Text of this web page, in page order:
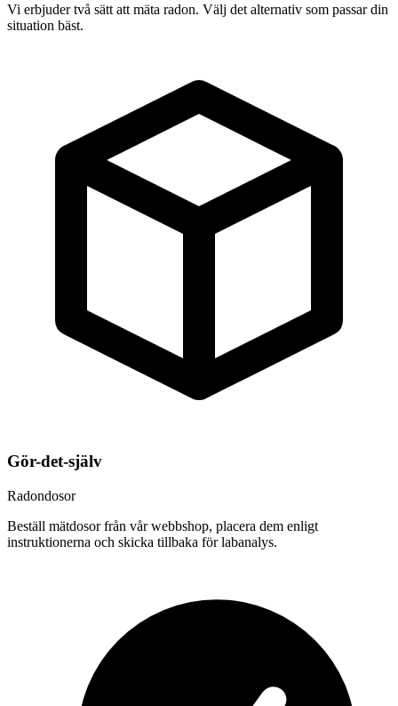
Vi erbjuder två sätt att mäta radon. Välj det alternativ som passar din
situation bäst.
Gör-det-själv
Radondosor
Beställ mätdosor från vår webbshop, placera dem enligt
instruktionerna och skicka tillbaka för labanalys.